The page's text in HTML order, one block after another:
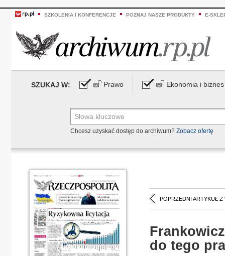
SZKOLENIA I KONFERENCJE POZNAJ NASZE PRODUKTY E-
SZUKAJ W: Prawo Ekonomia i biznes
Chcesz uzyskać dostęp do archiwum? Zobacz ofertę
POPRZEDNI ARTYKUŁ Z
Frankowicz
do tego